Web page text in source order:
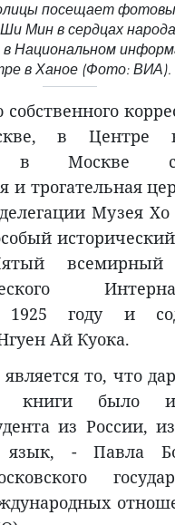
посещает
Мин в сердцах
в Национальном
в Ханое (Фото: ВИА).
в Центре
в Москве
и трогательная
делегации Музея
всемирный
году и
Ай Куока.
то, что
книги было
из России,
язык, - Павла